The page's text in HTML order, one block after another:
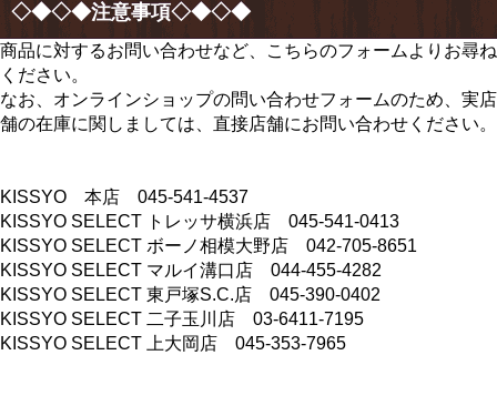
◇◆◇◆注意事項◇◆◇◆
商品に対するお問い合わせなど、こちらのフォームよりお尋ね
ください。
なお、オンラインショップの問い合わせフォームのため、実店
舗の在庫に関しましては、直接店舗にお問い合わせください。
KISSYO 本店 045-541-4537
KISSYO SELECT トレッサ横浜店 045-541-0413
KISSYO SELECT ボーノ相模大野店 042-705-8651
KISSYO SELECT マルイ溝口店 044-455-4282
KISSYO SELECT 東戸塚S.C.店 045-390-0402
KISSYO SELECT 二子玉川店 03-6411-7195
KISSYO SELECT 上大岡店 045-353-7965